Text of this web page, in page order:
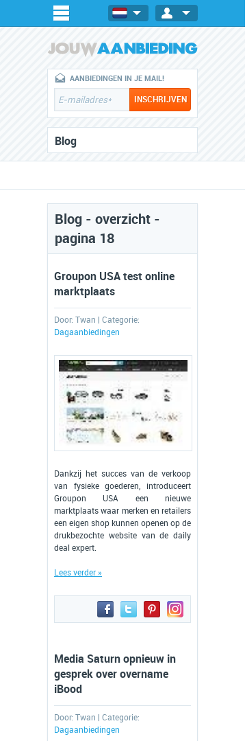
AANBIEDINGEN IN JE MAIL!
Blog
Blog - overzicht -
pagina 18
Groupon USA test online
marktplaats
Door: Twan | Categorie:
Dagaanbiedingen
Dankzij het succes van de verkoop
van fysieke goederen, introduceert
Groupon USA een nieuwe
marktplaats waar merken en retailers
een eigen shop kunnen openen op de
drukbezochte website van de daily
deal expert.
Lees verder »
Media Saturn opnieuw in
gesprek over overname
iBood
Door: Twan | Categorie:
Dagaanbiedingen